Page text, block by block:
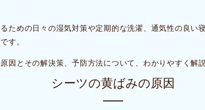
ための日々の湿気対策や定期的な洗濯、通気性の良い
す。
因とその解決策、予防方法について、わかりやすく解
シーツの黄ばみの原因